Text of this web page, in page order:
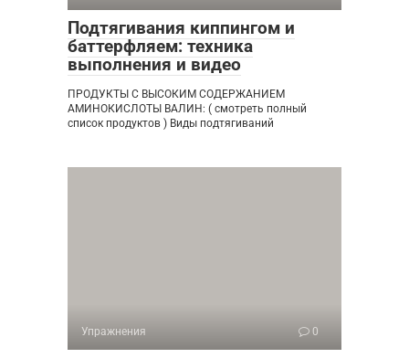
Подтягивания киппингом и
баттерфляем: техника
выполнения и видео
ПРОДУКТЫ С ВЫСОКИМ СОДЕРЖАНИЕМ
АМИНОКИСЛОТЫ ВАЛИН: ( смотреть полный
список продуктов ) Виды подтягиваний
Упражнения 0